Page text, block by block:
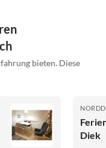
bieten. Diese
Diek